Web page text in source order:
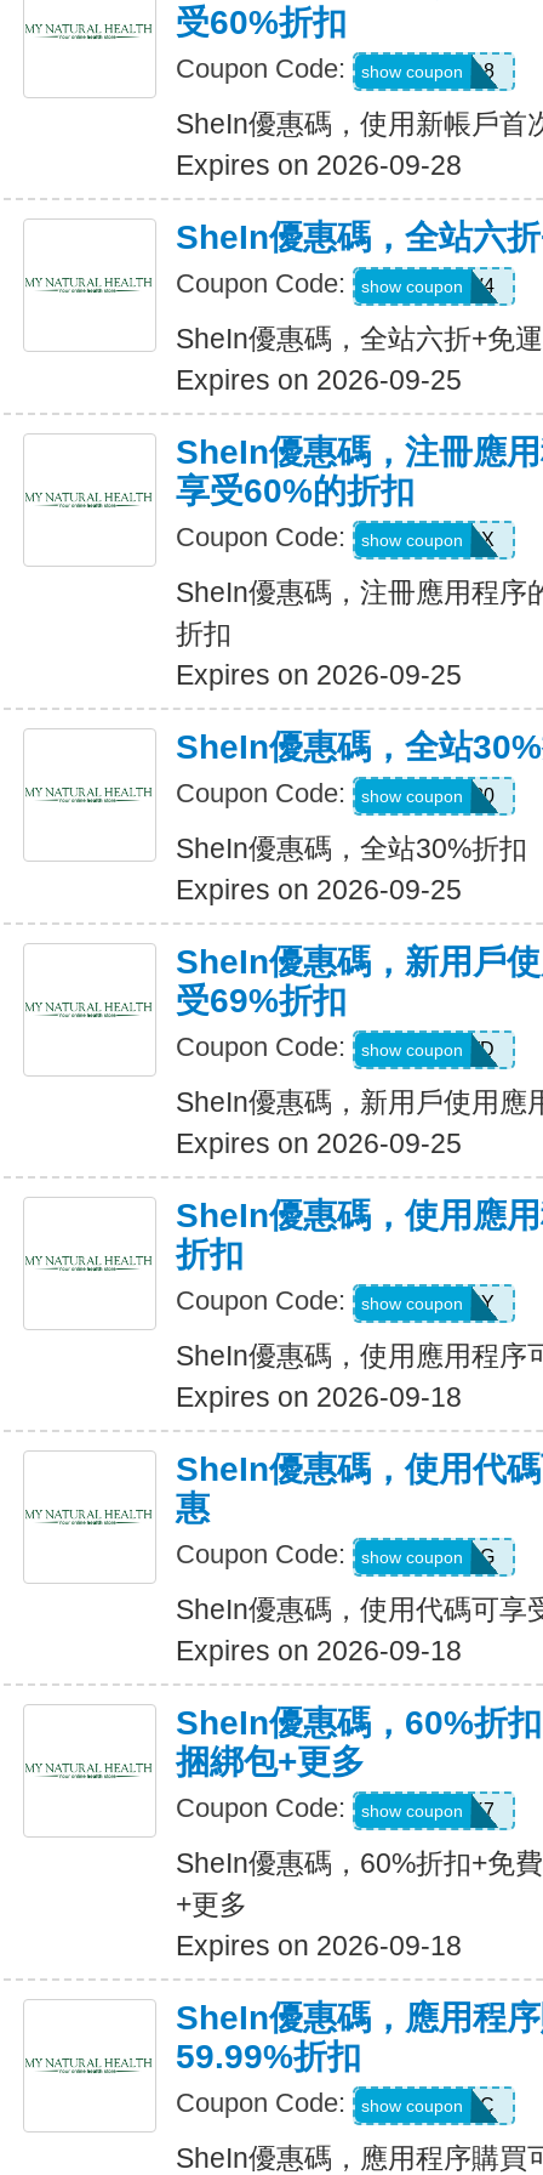
受60%折扣
Coupon Code: TFSD8
show coupon
SheIn優惠碼，使用新帳戶首
Expires on 2026-09-28
SheIn優惠碼，全站六
Coupon Code: LS8V4
show coupon
SheIn優惠碼，全站六折+免
Expires on 2026-09-25
SheIn優惠碼，注冊應
享受60%的折扣
Coupon Code: XUWL7NX
show coupon
SheIn優惠碼，注冊應用程序
折扣
Expires on 2026-09-25
SheIn優惠碼，全站
Coupon Code: AFFILI30
show coupon
SheIn優惠碼，全站30%折扣
Expires on 2026-09-25
SheIn優惠碼，新用戶
受69%折扣
Coupon Code: HR2TQWD
show coupon
SheIn優惠碼，新用戶使用應
Expires on 2026-09-25
SheIn優惠碼，使用應
折扣
Coupon Code: 6FANY
show coupon
SheIn優惠碼，使用應用程序
Expires on 2026-09-18
SheIn優惠碼，使用代
惠
Coupon Code: 9N6U25G
show coupon
SheIn優惠碼，使用代碼可享
Expires on 2026-09-18
SheIn優惠碼，60%折
捆綁包+更多
Coupon Code: HBPK7
show coupon
SheIn優惠碼，60%折扣+免
+更多
Expires on 2026-09-18
SheIn優惠碼，應用程
59.99%折扣
Coupon Code: MTFK4CC
show coupon
SheIn優惠碼，應用程序購買